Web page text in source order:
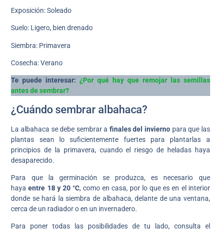
Exposición: Soleado
Suelo: Ligero, bien drenado
Siembra: Primavera
Cosecha: Verano
Te puede interesar:¿Por qué hay que remojar las semillas
antes de sembrar?
¿Cuándo sembrar albahaca?
La albahaca se debe sembrar a finales del inviernopara que las
plantas sean lo suficientemente fuertes para plantarlas a
principios de la primavera, cuando el riesgo de heladas haya
desaparecido.
Para que la germinación se produzca, es necesario que
hayaentre 18 y 20 °C, como en casa, por lo que es en el interior
donde se hará la siembra de albahaca, delante de una ventana,
cerca de un radiador o en un invernadero.
Para poner todas las posibilidades de tu lado, consulta el